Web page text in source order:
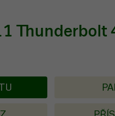
Thunderbolt